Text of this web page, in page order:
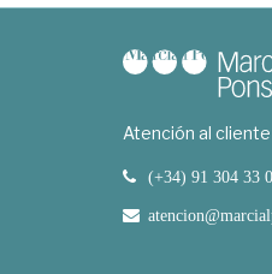
Atención al cliente
(+34) 91 304 33